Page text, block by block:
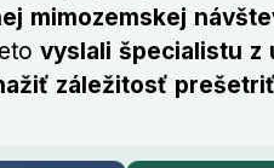
mimozemskej
vyslali špecialistu z
záležitosť prešetriť